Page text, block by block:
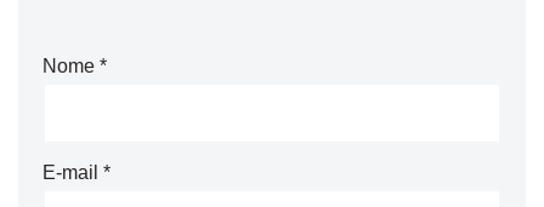
Nome *
E-mail *